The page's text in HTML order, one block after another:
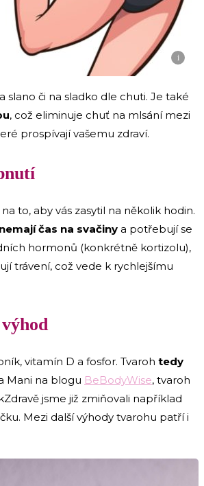
i
slano či na sladko dle chuti. Je také
, což eliminuje chuť na mlsání mezi
prospívají vašemu zdraví.
to, aby vás zasytil na několik hodin.
čas na svačiny a potřebují se
hormonů (konkrétně kortizolu),
trávení, což vede k rychlejšímu
vitamín D a fosfor. Tvaroh tedy
Mani na blogu BeBodyWise, tvaroh
jsme již zmiňovali například
Mezi další výhody tvarohu patří i